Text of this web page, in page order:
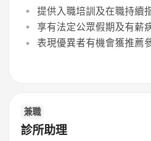
提供入職培訓及在職持續
享有法定公眾假期及有薪
表現優異者有機會獲推薦
兼職
診所助理